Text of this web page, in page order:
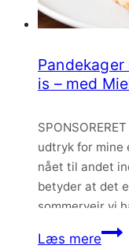
is – med
udtryk for mine
nået til andet
betyder at det
sommervejr vi
ok at spise
Læs mere